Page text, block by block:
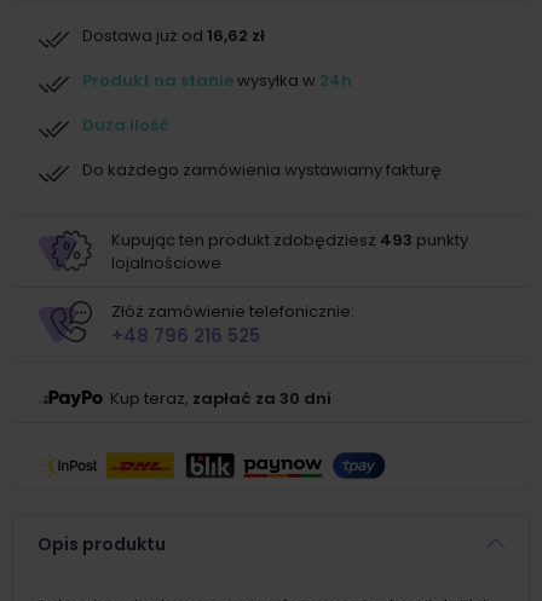
Dostawa już od 16,62 zł
Produkt na staniewysyłka w 24h
Duża ilość
Do każdego zamówienia wystawiamy fakturę
Kupując ten produkt zdobędziesz 493 punkty
lojalnościowe
Złóż zamówienie telefonicznie:
+48 796 216 525
Kup teraz, zapłać za 30 dni
Opis produktu